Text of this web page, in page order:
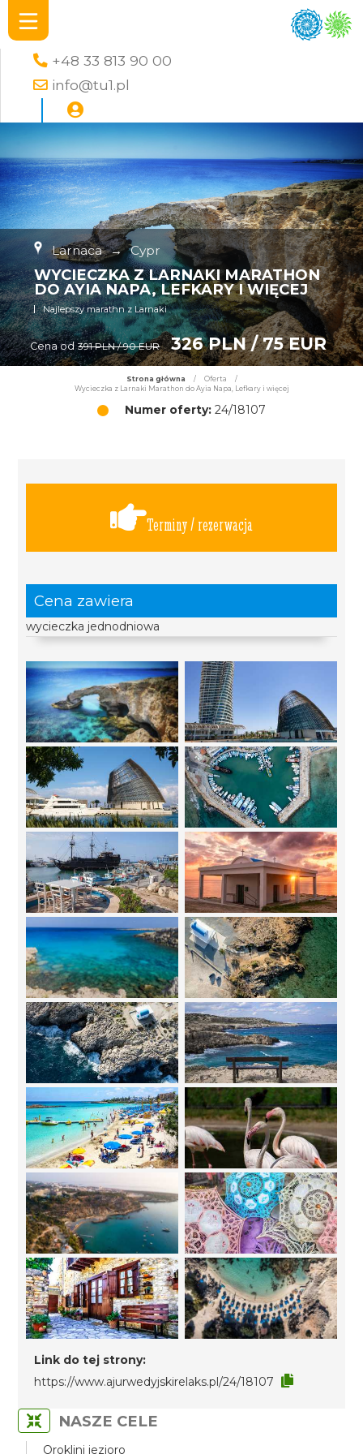
+48 33 813 90 00
info@tu1.pl
Larnaca → Cypr
WYCIECZKA Z LARNAKI MARATHON
DO AYIA NAPA, LEFKARY I WIĘCEJ
Najlepszy marathn z Larnaki
Cena od 391 PLN / 90 EUR 326 PLN / 75 EUR
Strona główna / Oferta
/
Wycieczka z Larnaki Marathon do Ayia Napa, Lefkary i więcej
Numer oferty: 24/18107
Terminy / rezerwacja
Cena zawiera
wycieczka jednodniowa
Link do tej strony:
https://www.ajurwedyjskirelaks.pl/24/18107
NASZE CELE
Oroklini jezioro